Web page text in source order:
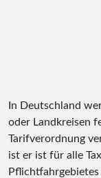
In Deutschland
oder Landkreisen
Tarifverordnung
ist er ist für alle